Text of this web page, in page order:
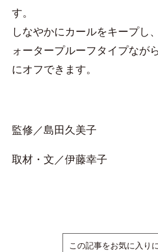
す。
しなやかにカールをキープし
ォータープルーフタイプなが
にオフできます。
監修／島田久美子
取材・文／伊藤幸子
この記事をお気に入り